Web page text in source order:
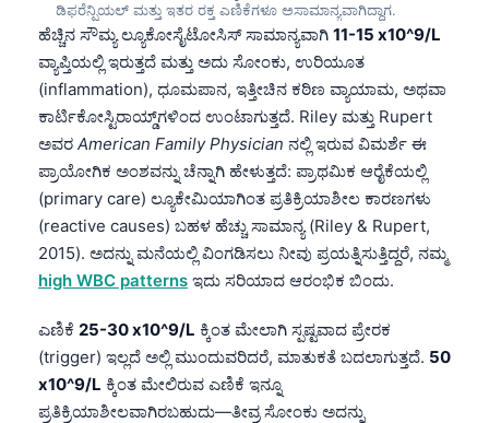
ಡಿಫರೆನ್ಷಿಯಲ್ ಮತ್ತು ಇತರ ರಕ್ತ ಎಣಿಕೆಗಳೂ ಅಸಾಮಾನ್ಯವಾಗಿದ್ದಾಗ.
ಹೆಚ್ಚಿನ ಸೌಮ್ಯ ಲ್ಯೂಕೋಸೈಟೋಸಿಸ್ ಸಾಮಾನ್ಯವಾಗಿ 11-15 x10^9/L
ವ್ಯಾಪ್ತಿಯಲ್ಲಿ ಇರುತ್ತದೆ ಮತ್ತು ಅದು ಸೋಂಕು, ಉರಿಯೂತ
(inflammation), ಧೂಮಪಾನ, ಇತ್ತೀಚಿನ ಕಠಿಣ ವ್ಯಾಯಾಮ, ಅಥವಾ
ಕಾರ್ಟಿಕೋಸ್ಟಿರಾಯ್ಡ್‌ಗಳಿಂದ ಉಂಟಾಗುತ್ತದೆ. Riley ಮತ್ತು Rupert
ಅವರ American Family Physician ನಲ್ಲಿ ಇರುವ ವಿಮರ್ಶೆ ಈ
ಪ್ರಾಯೋಗಿಕ ಅಂಶವನ್ನು ಚೆನ್ನಾಗಿ ಹೇಳುತ್ತದೆ: ಪ್ರಾಥಮಿಕ ಆರೈಕೆಯಲ್ಲಿ
(primary care) ಲ್ಯೂಕೇಮಿಯಾಗಿಂತ ಪ್ರತಿಕ್ರಿಯಾಶೀಲ ಕಾರಣಗಳು
(reactive causes) ಬಹಳ ಹೆಚ್ಚು ಸಾಮಾನ್ಯ (Riley & Rupert,
2015). ಅದನ್ನು ಮನೆಯಲ್ಲಿ ವಿಂಗಡಿಸಲು ನೀವು ಪ್ರಯತ್ನಿಸುತ್ತಿದ್ದರೆ, ನಮ್ಮ
high WBC patterns ಇದು ಸರಿಯಾದ ಆರಂಭಿಕ ಬಿಂದು.
ಎಣಿಕೆ 25-30 x10^9/L ಕ್ಕಿಂತ ಮೇಲಾಗಿ ಸ್ಪಷ್ಟವಾದ ಪ್ರೇರಕ
(trigger) ಇಲ್ಲದೆ ಅಲ್ಲಿ ಮುಂದುವರಿದರೆ, ಮಾತುಕತೆ ಬದಲಾಗುತ್ತದೆ. 50
x10^9/L ಕ್ಕಿಂತ ಮೇಲಿರುವ ಎಣಿಕೆ ಇನ್ನೂ
ಪ್ರತಿಕ್ರಿಯಾಶೀಲವಾಗಿರಬಹುದು—ತೀವ್ರ ಸೋಂಕು ಅದನ್ನು